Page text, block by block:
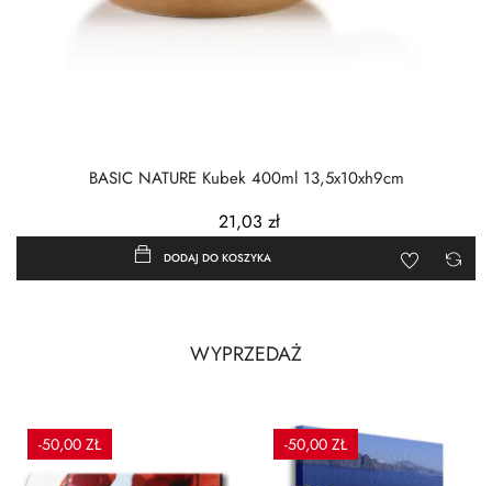
BASIC NATURE Kubek 400ml 13,5x10xh9cm
21,03 zł
DODAJ DO KOSZYKA
WYPRZEDAŻ
-50,00 ZŁ -50,00 ZŁ